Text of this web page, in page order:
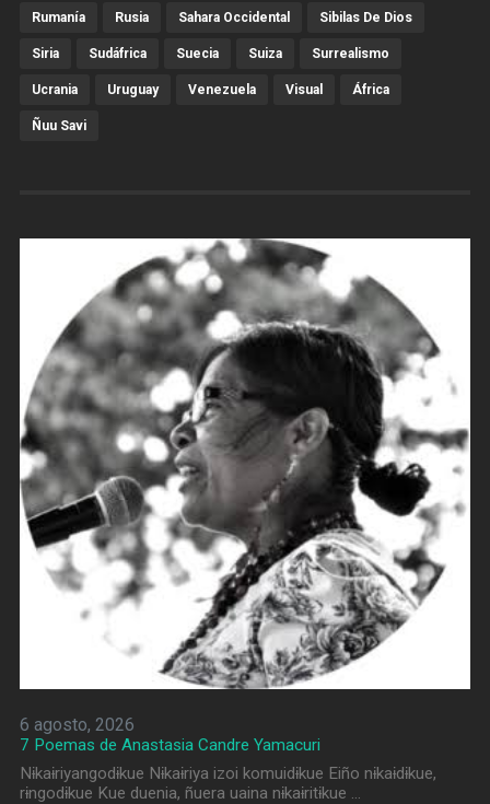
Rumanía Rusia Sahara Occidental Sibilas De Dios
Siria Sudáfrica Suecia Suiza Surrealismo
Ucrania Uruguay Venezuela Visual África
Ñuu Savi
6 agosto, 2026
7 Poemas de Anastasia Candre Yamacuri
Nɨkaɨriyangodɨkue Nɨkaɨriya izoi komuidɨkue Eiño nɨkaɨdɨkue,
rɨngodɨkue Kue duenia, ñuera uaina nɨkaɨritɨkue …